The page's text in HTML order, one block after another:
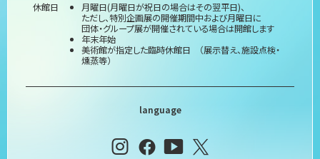
休館日
月曜日(月曜日が祝日の場合はその翌平日)、
ただし、特別企画展の開催期間中および月曜日に
団体・グループ展が開催されている場合は開館します
年末年始
美術館が指定した臨時休館日 （展示替え、施設点検・
燻蒸等）
language